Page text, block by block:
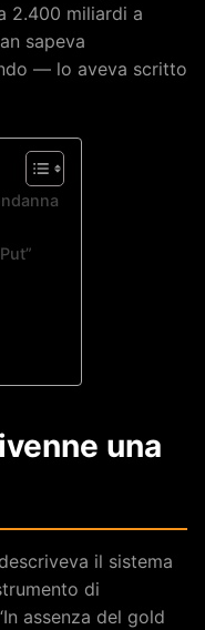
2.400 miliardi a
sapeva
— lo aveva scritto
una
il sistema
di
assenza del gold